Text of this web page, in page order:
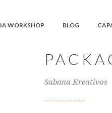
IA WORKSHOP BLOG
Sabana Kreativos